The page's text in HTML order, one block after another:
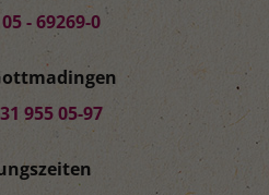
- 69269-0
955 05-97